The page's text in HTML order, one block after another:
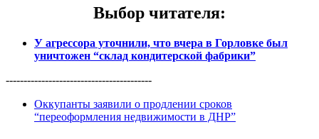
Выбор читателя:
У агрессора уточнили, что вчера в Горловке был
уничтожен “склад кондитерской фабрики”
-----------------------------------------
Оккупанты заявили о продлении сроков
“переоформления недвижимости в ДНР”